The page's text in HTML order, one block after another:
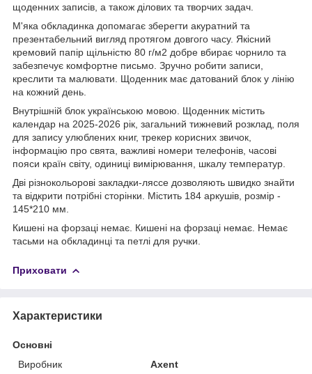
щоденних записів, а також ділових та творчих задач.
М'яка обкладинка допомагає зберегти акуратний та
презентабельний вигляд протягом довгого часу. Якісний
кремовий папір щільністю 80 г/м2 добре вбирає чорнило та
забезпечує комфортне письмо. Зручно робити записи,
креслити та малювати. Щоденник має датований блок у лінію
на кожний день.
Внутрішній блок українською мовою. Щоденник містить
календар на 2025-2026 рік, загальний тижневий розклад, поля
для запису улюблених книг, трекер корисних звичок,
інформацію про свята, важливі номери телефонів, часові
пояси країн світу, одиниці вимірювання, шкалу температур.
Дві різнокольорові закладки-ляссе дозволяють швидко знайти
та відкрити потрібні сторінки. Містить 184 аркушів, розмір -
145*210 мм.
Кишені на форзаці немає. Кишені на форзаці немає. Немає
тасьми на обкладинці та петлі для ручки.
Приховати
Характеристики
Основні
Виробник
Axent